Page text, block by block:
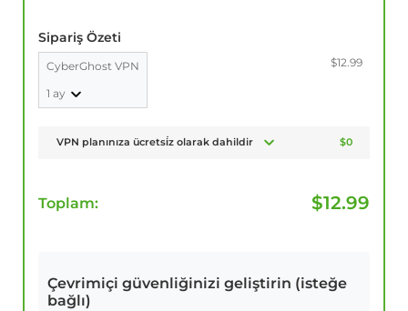
Sipariş Özeti
CyberGhost VPN
1 ay
$12.99
VPN planınıza ücretsi̇z olarak dahildir $0
Toplam: $12.99
Çevrimiçi güvenliğinizi geliştirin (isteğe
bağlı)